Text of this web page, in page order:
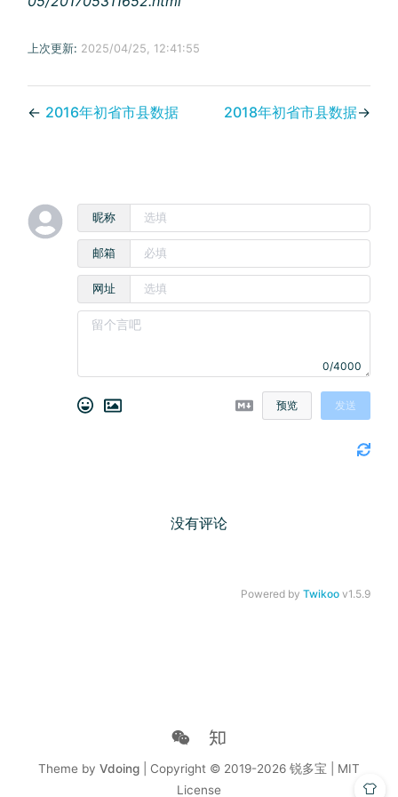
上次更新: 2025/04/25, 12:41:55
← 2016年初省市县数据 2018年初省市县数据→
昵称
邮箱
网址
0/4000
预览 发送
没有评论
Powered by Twikoo v1.5.9
Theme by Vdoing | Copyright © 2019-2026 锐多宝 | MIT
License